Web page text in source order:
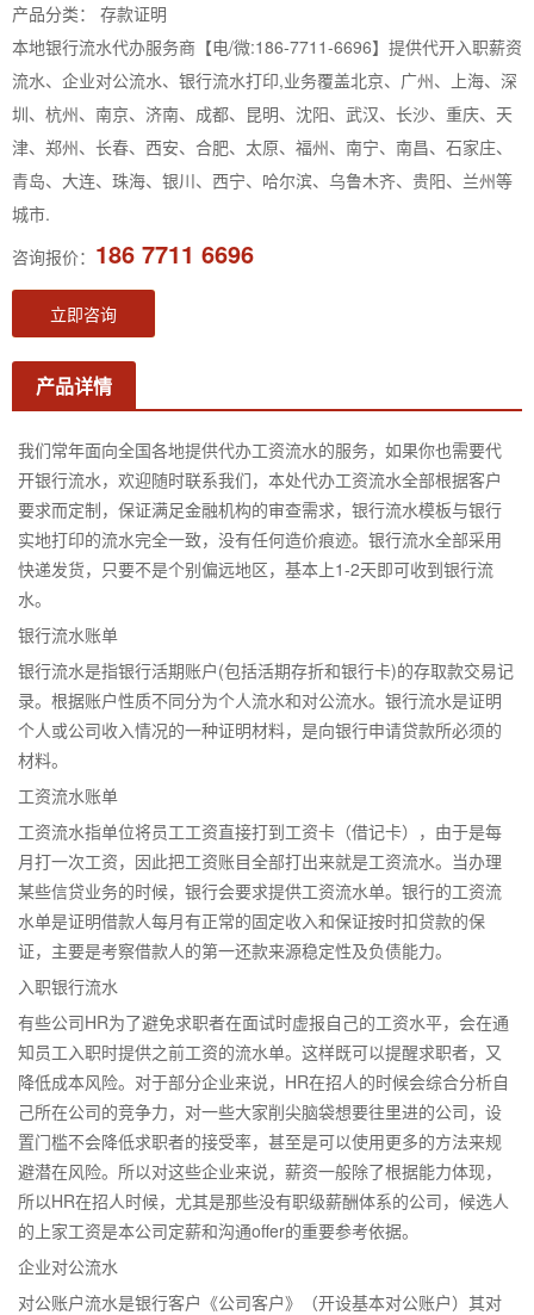
产品分类： 存款证明
本地银行流水代办服务商【电/微:186-7711-6696】提供代开入职薪资
流水、企业对公流水、银行流水打印,业务覆盖北京、广州、上海、深
圳、杭州、南京、济南、成都、昆明、沈阳、武汉、长沙、重庆、天
津、郑州、长春、西安、合肥、太原、福州、南宁、南昌、石家庄、
青岛、大连、珠海、银川、西宁、哈尔滨、乌鲁木齐、贵阳、兰州等
城市.
咨询报价： 186 7711 6696
立即咨询
产品详情
我们常年面向全国各地提供代办工资流水的服务，如果你也需要代
开银行流水，欢迎随时联系我们，本处代办工资流水全部根据客户
要求而定制，保证满足金融机构的审查需求，银行流水模板与银行
实地打印的流水完全一致，没有任何造价痕迹。银行流水全部采用
快递发货，只要不是个别偏远地区，基本上1-2天即可收到银行流
水。
银行流水账单
银行流水是指银行活期账户(包括活期存折和银行卡)的存取款交易记
录。根据账户性质不同分为个人流水和对公流水。银行流水是证明
个人或公司收入情况的一种证明材料，是向银行申请贷款所必须的
材料。
工资流水账单
工资流水指单位将员工工资直接打到工资卡（借记卡），由于是每
月打一次工资，因此把工资账目全部打出来就是工资流水。当办理
某些信贷业务的时候，银行会要求提供工资流水单。银行的工资流
水单是证明借款人每月有正常的固定收入和保证按时扣贷款的保
证，主要是考察借款人的第一还款来源稳定性及负债能力。
入职银行流水
有些公司HR为了避免求职者在面试时虚报自己的工资水平，会在通
知员工入职时提供之前工资的流水单。这样既可以提醒求职者，又
降低成本风险。对于部分企业来说，HR在招人的时候会综合分析自
己所在公司的竞争力，对一些大家削尖脑袋想要往里进的公司，设
置门槛不会降低求职者的接受率，甚至是可以使用更多的方法来规
避潜在风险。所以对这些企业来说，薪资一般除了根据能力体现，
所以HR在招人时候，尤其是那些没有职级薪酬体系的公司，候选人
的上家工资是本公司定薪和沟通offer的重要参考依据。
企业对公流水
对公账户流水是银行客户《公司客户》（开设基本对公账户）其对